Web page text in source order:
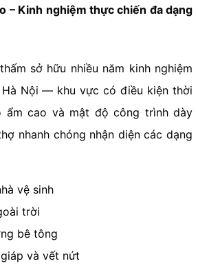
– Kinh nghiệm thực chiến đa dạng
sở hữu nhiều năm kinh nghiệm
Nội — khu vực có điều kiện thời
ẩm cao và mật độ công trình dày
nhanh chóng nhận diện các dạng
vệ sinh
trời
bê tông
và vết nứt